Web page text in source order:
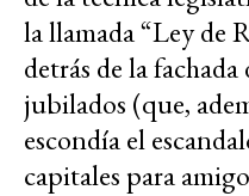
la llamada “Ley de
detrás de la
jubilados (que,
escondía el
capitales para